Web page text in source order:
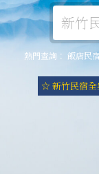
熱門查詢： 飯店民
☆ 新竹民宿全